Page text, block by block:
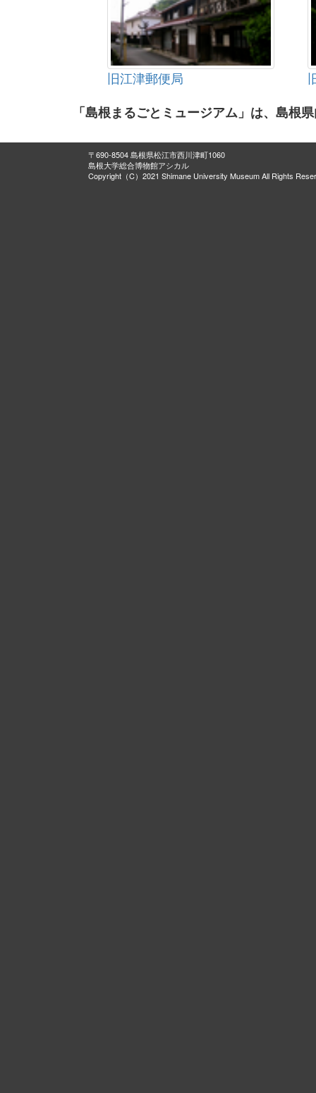
旧江津郵便局
「島根まるごとミュージアム」は、島根
〒690-8504 島根県松江市西川津町1060
島根大学総合博物館アシカル
Copyright（C）2021 Shimane University Museum All Rights